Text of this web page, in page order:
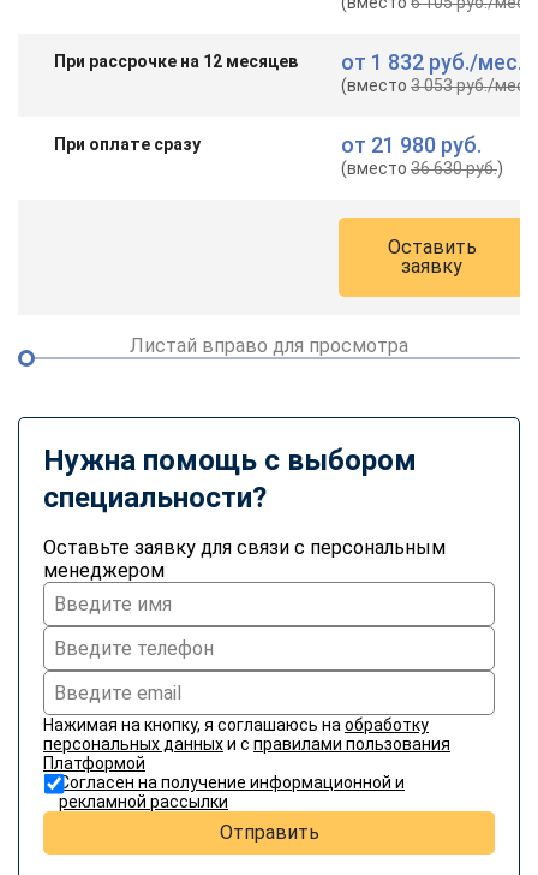
При рассрочке на 12 месяцев от 1 832 руб./мес.
(вместо3 053 руб./мес.
При оплате сразу от 21 980 руб.
(вместо36 630 руб.)
Оставить
заявку
Листай вправо для просмотра
Нужна помощь с выбором
специальности?
Оставьте заявку для связи с персональным
менеджером
Нажимая на кнопку, я соглашаюсь на обработку
персональных данныхи с правилами пользования
Платформой
Согласен на получение информационной и
рекламной рассылки
Отправить